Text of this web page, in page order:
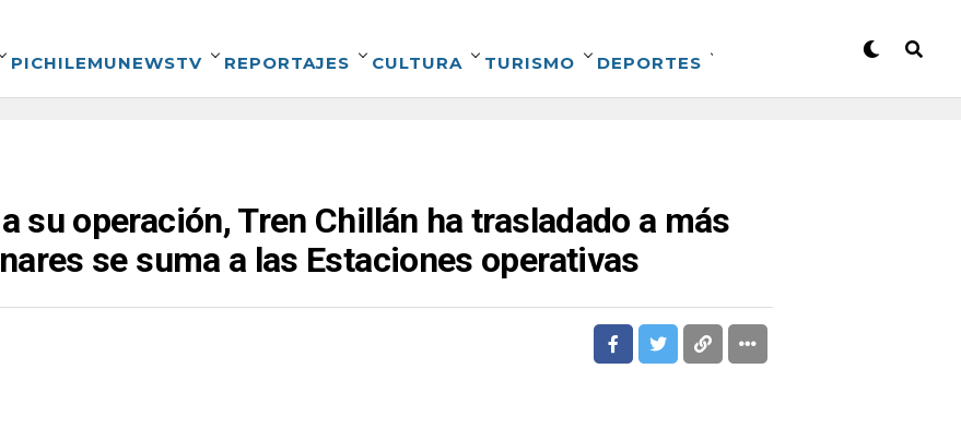
PICHILEMUNEWSTV REPORTAJES CULTURA TURISMO DEPORTES
su operación, Tren Chillán ha trasladado a más
se suma a las Estaciones operativas